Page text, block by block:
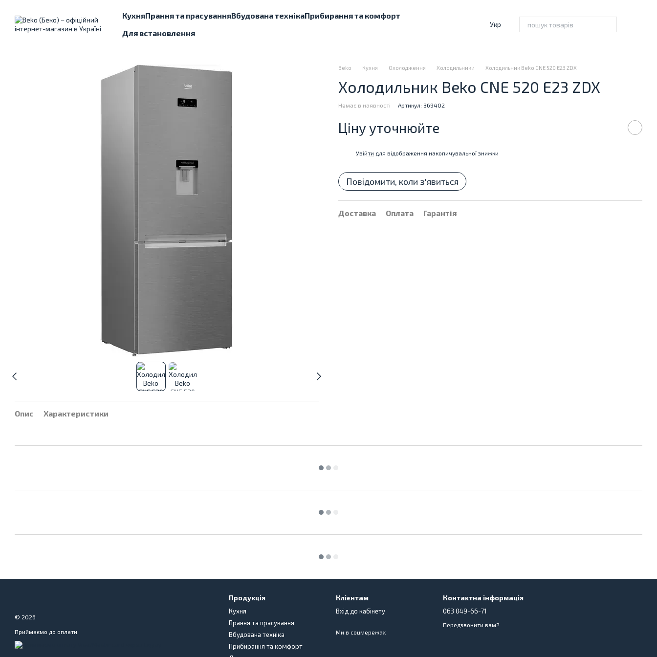
КухняПрання та прасуванняВбудована технікаПрибирання та комфорт
Для встановлення
Укр
Опис Характеристики
Beko Кухня Охолодження Холодильники Холодильник Beko CNE 520 E23 ZDX
Холодильник Beko CNE 520 E23 ZDX
Немає в наявності Артикул: 369402
Ціну уточнюйте
Увійти для відображення накопичувальної знижки
Повідомити, коли з'явиться
Доставка Оплата Гарантія
© 2026
Приймаємо до оплати
Продукція
Кухня
Прання та прасування
Вбудована техніка
Прибирання та комфорт
Клієнтам
Вхід до кабінету
Ми в соцмережах
Контактна інформація
063 049-66-71
Передзвонити вам?